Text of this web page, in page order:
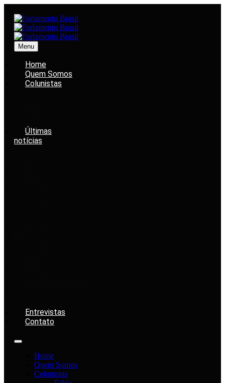
Menu
Home
Quem Somos
Colunistas
Últimas
notícias
Entrevistas
Contato
Home
Quem Somos
Colunistas